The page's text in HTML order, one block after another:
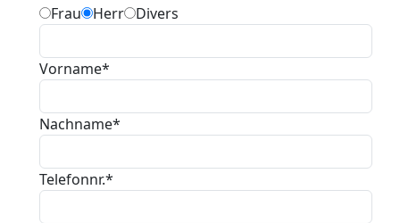
Frau Herr Divers
Vorname*
Nachname*
Telefonnr.*